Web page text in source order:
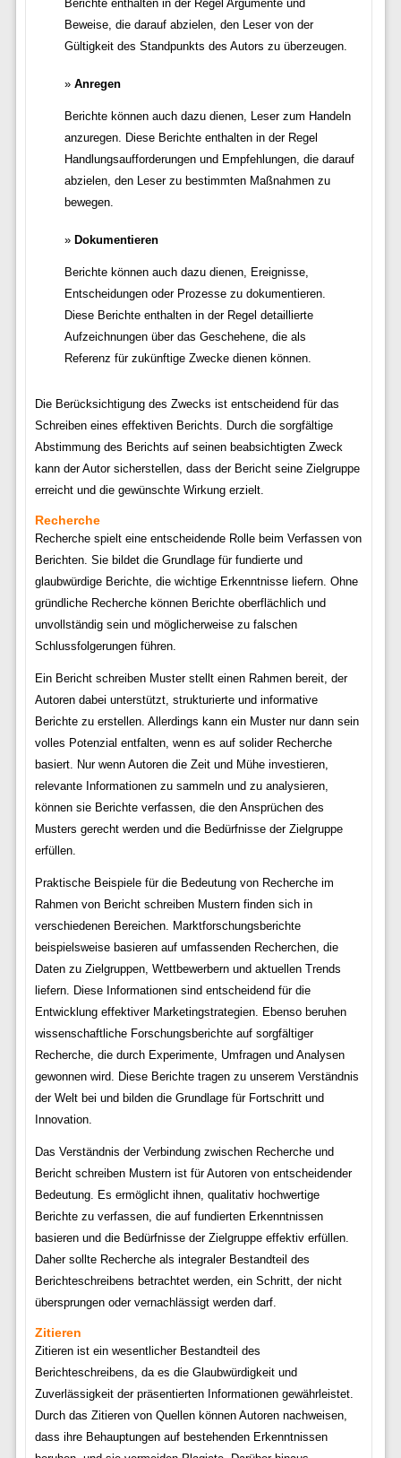
Berichte enthalten in der Regel Argumente und
Beweise, die darauf abzielen, den Leser von der
Gültigkeit des Standpunkts des Autors zu überzeugen.
Anregen
Berichte können auch dazu dienen, Leser zum Handeln
anzuregen. Diese Berichte enthalten in der Regel
Handlungsaufforderungen und Empfehlungen, die darauf
abzielen, den Leser zu bestimmten Maßnahmen zu
bewegen.
Dokumentieren
Berichte können auch dazu dienen, Ereignisse,
Entscheidungen oder Prozesse zu dokumentieren.
Diese Berichte enthalten in der Regel detaillierte
Aufzeichnungen über das Geschehene, die als
Referenz für zukünftige Zwecke dienen können.
Die Berücksichtigung des Zwecks ist entscheidend für das
Schreiben eines effektiven Berichts. Durch die sorgfältige
Abstimmung des Berichts auf seinen beabsichtigten Zweck
kann der Autor sicherstellen, dass der Bericht seine Zielgruppe
erreicht und die gewünschte Wirkung erzielt.
Recherche
Recherche spielt eine entscheidende Rolle beim Verfassen von
Berichten. Sie bildet die Grundlage für fundierte und
glaubwürdige Berichte, die wichtige Erkenntnisse liefern. Ohne
gründliche Recherche können Berichte oberflächlich und
unvollständig sein und möglicherweise zu falschen
Schlussfolgerungen führen.
Ein Bericht schreiben Muster stellt einen Rahmen bereit, der
Autoren dabei unterstützt, strukturierte und informative
Berichte zu erstellen. Allerdings kann ein Muster nur dann sein
volles Potenzial entfalten, wenn es auf solider Recherche
basiert. Nur wenn Autoren die Zeit und Mühe investieren,
relevante Informationen zu sammeln und zu analysieren,
können sie Berichte verfassen, die den Ansprüchen des
Musters gerecht werden und die Bedürfnisse der Zielgruppe
erfüllen.
Praktische Beispiele für die Bedeutung von Recherche im
Rahmen von Bericht schreiben Mustern finden sich in
verschiedenen Bereichen. Marktforschungsberichte
beispielsweise basieren auf umfassenden Recherchen, die
Daten zu Zielgruppen, Wettbewerbern und aktuellen Trends
liefern. Diese Informationen sind entscheidend für die
Entwicklung effektiver Marketingstrategien. Ebenso beruhen
wissenschaftliche Forschungsberichte auf sorgfältiger
Recherche, die durch Experimente, Umfragen und Analysen
gewonnen wird. Diese Berichte tragen zu unserem Verständnis
der Welt bei und bilden die Grundlage für Fortschritt und
Innovation.
Das Verständnis der Verbindung zwischen Recherche und
Bericht schreiben Mustern ist für Autoren von entscheidender
Bedeutung. Es ermöglicht ihnen, qualitativ hochwertige
Berichte zu verfassen, die auf fundierten Erkenntnissen
basieren und die Bedürfnisse der Zielgruppe effektiv erfüllen.
Daher sollte Recherche als integraler Bestandteil des
Berichteschreibens betrachtet werden, ein Schritt, der nicht
übersprungen oder vernachlässigt werden darf.
Zitieren
Zitieren ist ein wesentlicher Bestandteil des
Berichteschreibens, da es die Glaubwürdigkeit und
Zuverlässigkeit der präsentierten Informationen gewährleistet.
Durch das Zitieren von Quellen können Autoren nachweisen,
dass ihre Behauptungen auf bestehenden Erkenntnissen